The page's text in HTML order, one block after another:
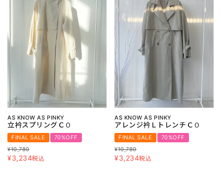
AS KNOW AS PINKY
立衿スプリングＣＯ
FINAL SALE
70%OFF
¥10,780
¥3,234税込
AS KNOW AS PINKY
アレンジ衿ＬトレンチＣＯ
FINAL SALE
70%OFF
¥10,780
¥3,234税込